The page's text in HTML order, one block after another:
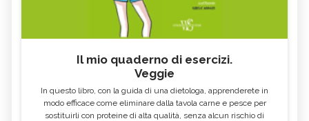
Il mio quaderno di esercizi.
Veggie
In questo libro, con la guida di una dietologa, apprenderete in
modo efficace come eliminare dalla tavola carne e pesce per
sostituirli con proteine di alta qualità, senza alcun rischio di